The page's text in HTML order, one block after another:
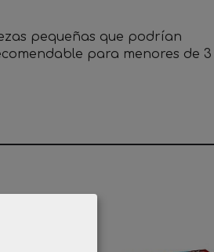
pequeñas que podrían
para menores de 3